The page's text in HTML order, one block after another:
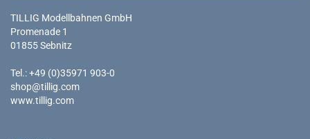
TILLIG Modellbahnen GmbH
Promenade 1
01855 Sebnitz
Tel.: +49 (0)35971 903-0
shop@tillig.com
www.tillig.com